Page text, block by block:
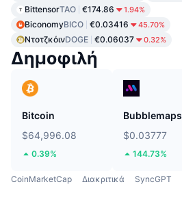
BittensorTAO €174.86 1.94%
BiconomyBICO €0.03416 45.70%
ΝτοτζκόινDOGE €0.06037 0.32%
Δημοφιλή
Bitcoin
$64,996.08
0.39%
Bubblemaps
$0.03777
144.73%
CoinMarketCap Διακριτικά SyncGPT